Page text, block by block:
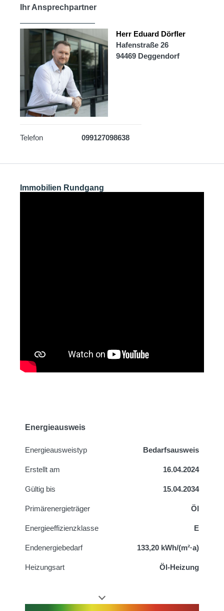
Ihr Ansprechpartner
Herr Eduard Dörfler
Hafenstraße 26
94469 Deggendorf
Telefon 099127098638
Immobilien Rundgang
Energieausweis
Energie­ausweistyp Bedarfsausweis
Erstellt am 16.04.2024
Gültig bis 15.04.2034
Primärenergieträger Öl
Energieeffizienzklasse E
Endenergiebedarf 133,20 kWh/(m²·a)
Heizungsart Öl-Heizung